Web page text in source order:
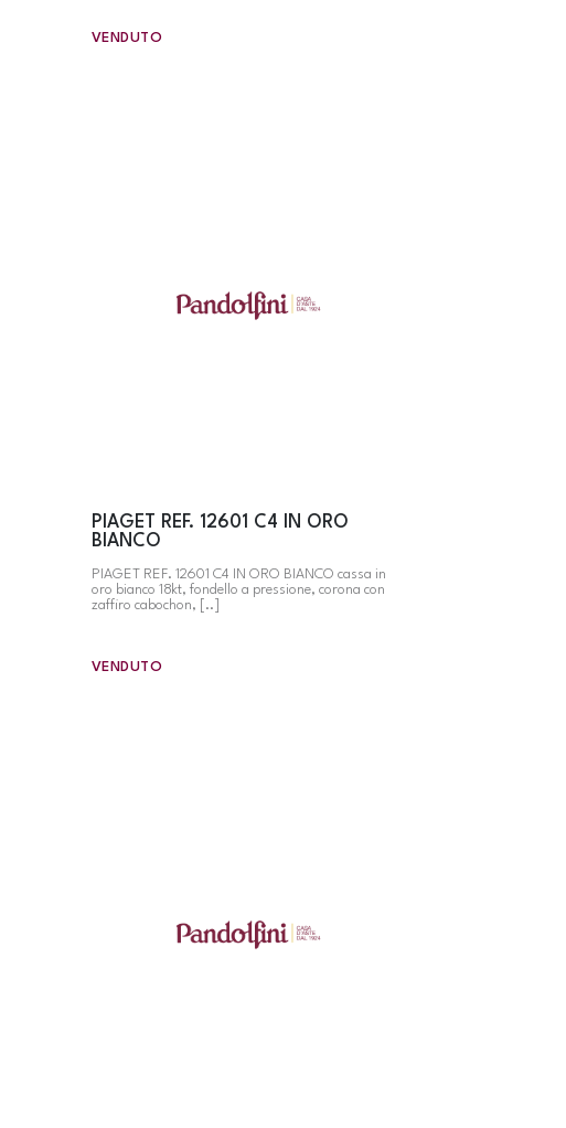
VENDUTO
PIAGET REF. 12601 C4 IN ORO
BIANCO
PIAGET REF. 12601 C4 IN ORO BIANCO cassa in
oro bianco 18kt, fondello a pressione, corona con
zaffiro cabochon, [..]
VENDUTO